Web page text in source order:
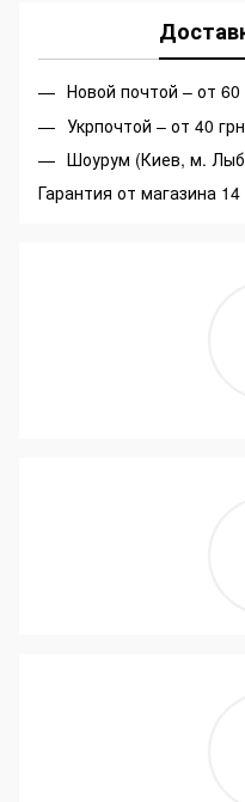
Новой почтой – от 60
Укрпочтой – от 40
Шоурум (Киев, м.
Гарантия от магазина